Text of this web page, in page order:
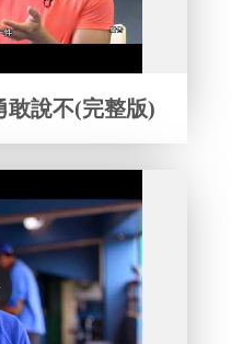
敢說不(完整版)